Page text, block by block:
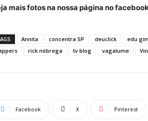
mais fotos na nossa página no
Annita concentra SP deuclick edu
rick nóbrega tv blog vagalume
Facebook X Pinterest